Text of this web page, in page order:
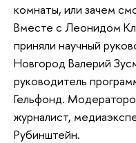
комнаты, или зачем
Вместе с Леонидом
приняли научный
Новгород Валерий
руководитель
Гельфонд.
журналист,
Рубинштейн.